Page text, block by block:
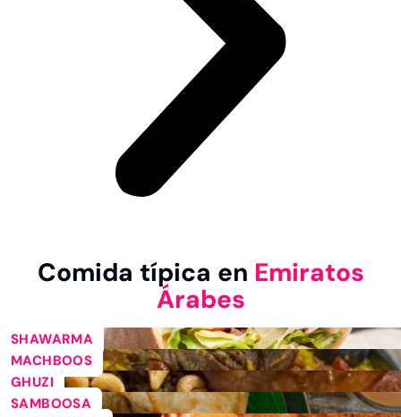
Comida típica en Emiratos
Árabes
SHAWARMA
MACHBOOS
GHUZI
SAMBOOSA